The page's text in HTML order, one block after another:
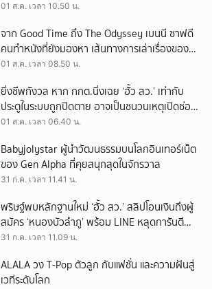
01 ส.ค. เวลา 10.50 น.
จาก Good Time ถึง The Odyssey เบนนี ซาฟดี
คนทำหนังที่ยังมองหา เส้นทางการเล่าเรื่องของตัว
เอง
01 ส.ค. เวลา 08.50 น.
ยิ่งชีพกังวล หาก กกต.นิ่งเฉย ‘ฮั้ว สว.’ เท่ากับ
ประตูในระบบถูกปิดตาย อาจเป็นชนวนเหตุเปิดช่อง
‘ลงถนน’
01 ส.ค. เวลา 06.40 น.
Babyjolystar ผู้นำวัฒนธรรมบนโลกอินเทอร์เน็ต
ของ Gen Alpha ที่คุยสนุกสุดในจักรวาล
31 ก.ค. เวลา 11.41 น.
พริษฐ์พบหลักฐานใหม่ ‘ฮั้ว สว.’ สลิปโอนเงินถึงผู้
สมัคร ‘หนองบัวลำภู’ พร้อม LINE หลุดการันตี
ตำแหน่ง
31 ก.ค. เวลา 11.09 น.
ALALA วง T-Pop ตัวลูก กับแฟชั่น และความฝันสู่
เวทีระดับโลก